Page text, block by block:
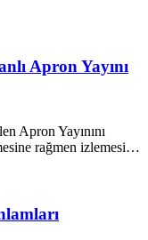
Apron Yayını
Apron Yayınını
rağmen izlemesi…